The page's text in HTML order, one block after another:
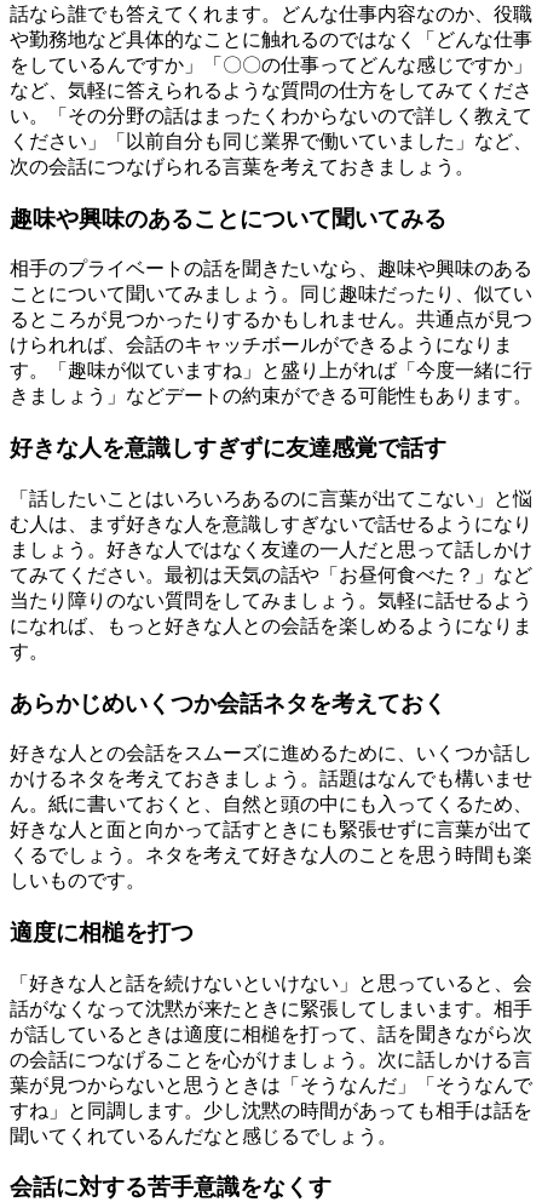
話なら誰でも答えてくれます。どんな仕事内容なのか、役職
や勤務地など具体的なことに触れるのではなく「どんな仕事
をしているんですか」「〇〇の仕事ってどんな感じですか」
など、気軽に答えられるような質問の仕方をしてみてくださ
い。「その分野の話はまったくわからないので詳しく教えて
ください」「以前自分も同じ業界で働いていました」など、
次の会話につなげられる言葉を考えておきましょう。
趣味や興味のあることについて聞いてみる
相手のプライベートの話を聞きたいなら、趣味や興味のある
ことについて聞いてみましょう。同じ趣味だったり、似てい
るところが見つかったりするかもしれません。共通点が見つ
けられれば、会話のキャッチボールができるようになりま
す。「趣味が似ていますね」と盛り上がれば「今度一緒に行
きましょう」などデートの約束ができる可能性もあります。
好きな人を意識しすぎずに友達感覚で話す
「話したいことはいろいろあるのに言葉が出てこない」と悩
む人は、まず好きな人を意識しすぎないで話せるようになり
ましょう。好きな人ではなく友達の一人だと思って話しかけ
てみてください。最初は天気の話や「お昼何食べた？」など
当たり障りのない質問をしてみましょう。気軽に話せるよう
になれば、もっと好きな人との会話を楽しめるようになりま
す。
あらかじめいくつか会話ネタを考えておく
好きな人との会話をスムーズに進めるために、いくつか話し
かけるネタを考えておきましょう。話題はなんでも構いませ
ん。紙に書いておくと、自然と頭の中にも入ってくるため、
好きな人と面と向かって話すときにも緊張せずに言葉が出て
くるでしょう。ネタを考えて好きな人のことを思う時間も楽
しいものです。
適度に相槌を打つ
「好きな人と話を続けないといけない」と思っていると、会
話がなくなって沈黙が来たときに緊張してしまいます。相手
が話しているときは適度に相槌を打って、話を聞きながら次
の会話につなげることを心がけましょう。次に話しかける言
葉が見つからないと思うときは「そうなんだ」「そうなんで
すね」と同調します。少し沈黙の時間があっても相手は話を
聞いてくれているんだなと感じるでしょう。
会話に対する苦手意識をなくす